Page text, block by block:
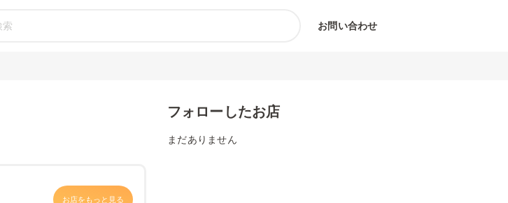
お問い合わせ
お店をもっと見る
フォローしたお店
まだありません